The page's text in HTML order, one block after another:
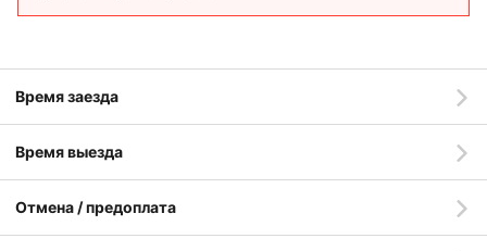
Время заезда
Время выезда
Отмена / предоплата